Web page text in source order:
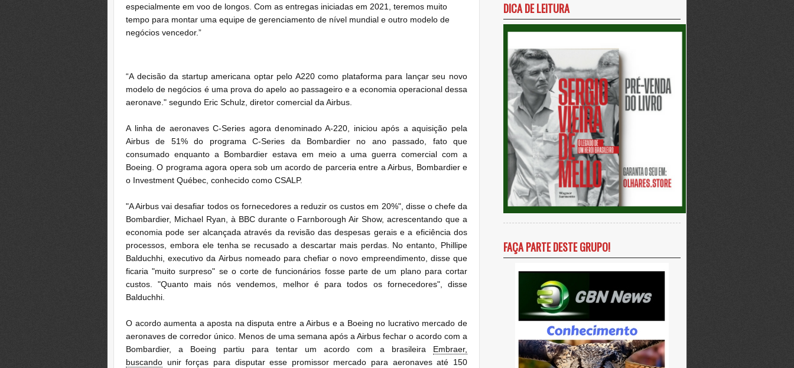
especialmente em voo de longos. Com as entregas iniciadas em 2021, teremos muito
tempo para montar uma equipe de gerenciamento de nível mundial e outro modelo de
negócios vencedor.”
“A decisão da startup americana optar pelo A220 como plataforma para lançar seu novo
modelo de negócios é uma prova do apelo ao passageiro e a economia operacional dessa
aeronave." segundo Eric Schulz, diretor comercial da Airbus.
A linha de aeronaves C-Series agora denominado A-220, iniciou após a aquisição pela
Airbus de 51% do programa C-Series da Bombardier no ano passado, fato que
consumado enquanto a Bombardier estava em meio a uma guerra comercial com a
Boeing. O programa agora opera sob um acordo de parceria entre a Airbus, Bombardier e
o Investment Québec, conhecido como CSALP.
"A Airbus vai desafiar todos os fornecedores a reduzir os custos em 20%", disse o chefe da
Bombardier, Michael Ryan, à BBC durante o Farnborough Air Show, acrescentando que a
economia pode ser alcançada através da revisão das despesas gerais e a eficiência dos
processos, embora ele tenha se recusado a descartar mais perdas. No entanto, Phillipe
Balduchhi, executivo da Airbus nomeado para chefiar o novo empreendimento, disse que
ficaria "muito surpreso" se o corte de funcionários fosse parte de um plano para cortar
custos. "Quanto mais nós vendemos, melhor é para todos os fornecedores", disse
Balduchhi.
O acordo aumenta a aposta na disputa entre a Airbus e a Boeing no lucrativo mercado de
aeronaves de corredor único. Menos de uma semana após a Airbus fechar o acordo com a
Bombardier, a Boeing partiu para tentar um acordo com a brasileira Embraer,
buscando unir forças para disputar esse promissor mercado para aeronaves até 150
DICA DE LEITURA
FAÇA PARTE DESTE GRUPO!